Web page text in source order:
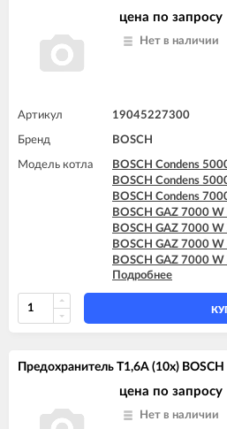
цена по запросу
Нет в наличии
Артикул 19045227300
Бренд BOSCH
Модель котла
BOSCH Condens
BOSCH Condens
BOSCH Condens
BOSCH GAZ 7000
BOSCH GAZ 7000
BOSCH GAZ 7000
BOSCH GAZ 7000
BOSCH GAZ 7000 W
BOSCH GAZ 7000
BOSCH GAZ 7000
BOSCH GAZ 7000
Подробнее
Предохранитель T1,6A (10x) BOSCH
цена по запросу
Нет в наличии